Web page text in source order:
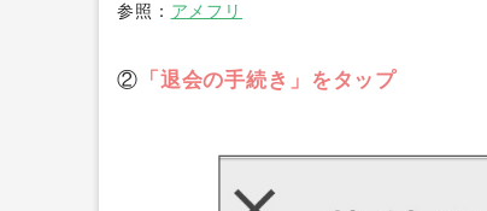
参照： アメフリ
② 「退会の手続き」をタップ